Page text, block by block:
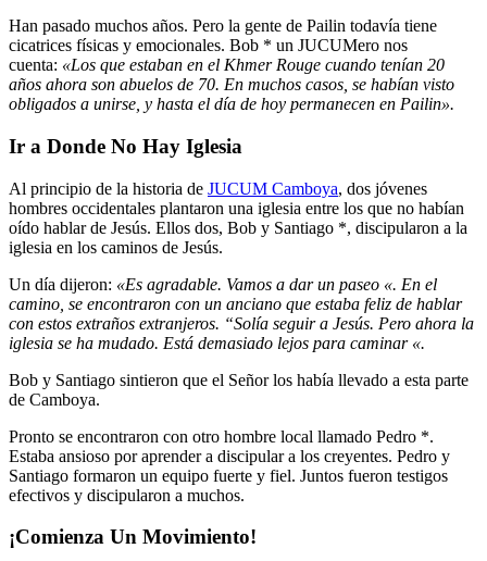
Han pasado muchos años. Pero la gente de Pailin todavía tiene
cicatrices físicas y emocionales. Bob * un JUCUMero nos
cuenta: «Los que estaban en el Khmer Rouge cuando tenían 20
años ahora son abuelos de 70. En muchos casos, se habían visto
obligados a unirse, y hasta el día de hoy permanecen en Pailin».
Ir a Donde No Hay Iglesia
Al principio de la historia de JUCUM Camboya, dos jóvenes
hombres occidentales plantaron una iglesia entre los que no habían
oído hablar de Jesús. Ellos dos, Bob y Santiago *, discipularon a la
iglesia en los caminos de Jesús.
Un día dijeron: «Es agradable. Vamos a dar un paseo «. En el
camino, se encontraron con un anciano que estaba feliz de hablar
con estos extraños extranjeros. “Solía ​​seguir a Jesús. Pero ahora la
iglesia se ha mudado. Está demasiado lejos para caminar «.
Bob y Santiago sintieron que el Señor los había llevado a esta parte
de Camboya.
Pronto se encontraron con otro hombre local llamado Pedro *.
Estaba ansioso por aprender a discipular a los creyentes. Pedro y
Santiago formaron un equipo fuerte y fiel. Juntos fueron testigos
efectivos y discipularon a muchos.
¡Comienza Un Movimiento!